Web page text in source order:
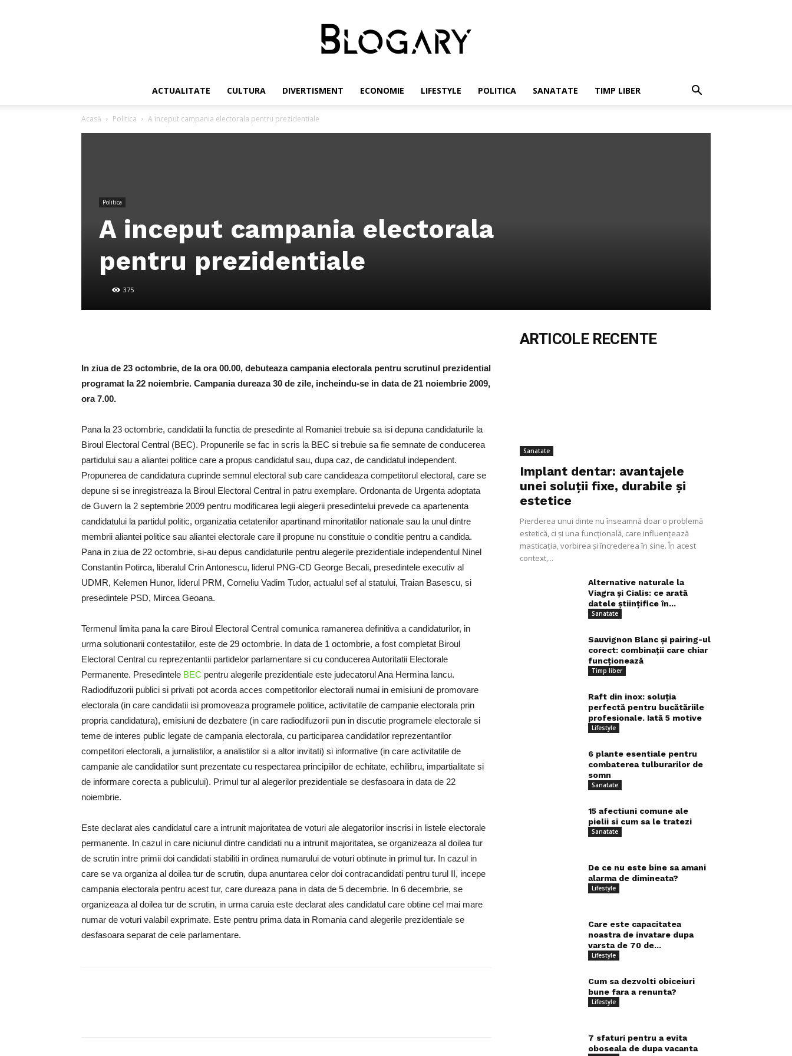
Blogary
ACTUALITATE CULTURA DIVERTISMENT ECONOMIE LIFESTYLE POLITICA SANATATE TIMP LIBER
Acasă Politica A inceput campania electorala pentru prezidentiale
Politica
A inceput campania electorala
pentru prezidentiale
375
In ziua de 23 octombrie, de la ora 00.00, debuteaza campania electorala pentru scrutinul prezidential
programat la 22 noiembrie. Campania dureaza 30 de zile, incheindu-se in data de 21 noiembrie 2009,
ora 7.00.
Pana la 23 octombrie, candidatii la functia de presedinte al Romaniei trebuie sa isi depuna candidaturile la
Biroul Electoral Central (BEC). Propunerile se fac in scris la BEC si trebuie sa fie semnate de conducerea
partidului sau a aliantei politice care a propus candidatul sau, dupa caz, de candidatul independent.
Propunerea de candidatura cuprinde semnul electoral sub care candideaza competitorul electoral, care se
depune si se inregistreaza la Biroul Electoral Central in patru exemplare. Ordonanta de Urgenta adoptata
de Guvern la 2 septembrie 2009 pentru modificarea legii alegerii presedintelui prevede ca apartenenta
candidatului la partidul politic, organizatia cetatenilor apartinand minoritatilor nationale sau la unul dintre
membrii aliantei politice sau aliantei electorale care il propune nu constituie o conditie pentru a candida.
Pana in ziua de 22 octombrie, si-au depus candidaturile pentru alegerile prezidentiale independentul Ninel
Constantin Potirca, liberalul Crin Antonescu, liderul PNG-CD George Becali, presedintele executiv al
UDMR, Kelemen Hunor, liderul PRM, Corneliu Vadim Tudor, actualul sef al statului, Traian Basescu, si
presedintele PSD, Mircea Geoana.
Termenul limita pana la care Biroul Electoral Central comunica ramanerea definitiva a candidaturilor, in
urma solutionarii contestatiilor, este de 29 octombrie. In data de 1 octombrie, a fost completat Biroul
Electoral Central cu reprezentantii partidelor parlamentare si cu conducerea Autoritatii Electorale
Permanente. Presedintele BEC pentru alegerile prezidentiale este judecatorul Ana Hermina Iancu.
Radiodifuzorii publici si privati pot acorda acces competitorilor electorali numai in emisiuni de promovare
electorala (in care candidatii isi promoveaza programele politice, activitatile de campanie electorala prin
propria candidatura), emisiuni de dezbatere (in care radiodifuzorii pun in discutie programele electorale si
teme de interes public legate de campania electorala, cu participarea candidatilor reprezentantilor
competitori electorali, a jurnalistilor, a analistilor si a altor invitati) si informative (in care activitatile de
campanie ale candidatilor sunt prezentate cu respectarea principiilor de echitate, echilibru, impartialitate si
de informare corecta a publicului). Primul tur al alegerilor prezidentiale se desfasoara in data de 22
noiembrie.
Este declarat ales candidatul care a intrunit majoritatea de voturi ale alegatorilor inscrisi in listele electorale
permanente. In cazul in care niciunul dintre candidati nu a intrunit majoritatea, se organizeaza al doilea tur
de scrutin intre primii doi candidati stabiliti in ordinea numarului de voturi obtinute in primul tur. In cazul in
care se va organiza al doilea tur de scrutin, dupa anuntarea celor doi contracandidati pentru turul II, incepe
campania electorala pentru acest tur, care dureaza pana in data de 5 decembrie. In 6 decembrie, se
organizeaza al doilea tur de scrutin, in urma caruia este declarat ales candidatul care obtine cel mai mare
numar de voturi valabil exprimate. Este pentru prima data in Romania cand alegerile prezidentiale se
desfasoara separat de cele parlamentare.
ARTICOLE RECENTE
Sanatate
Implant dentar: avantajele
unei soluții fixe, durabile și
estetice
Pierderea unui dinte nu înseamnă doar o problemă
estetică, ci și una funcțională, care influențează
masticația, vorbirea și încrederea în sine. În acest
context,...
Alternative naturale la
Viagra și Cialis: ce arată
datele științifice în...
Sanatate
Sauvignon Blanc și pairing-ul
corect: combinații care chiar
funcționează
Timp liber
Raft din inox: soluția
perfectă pentru bucătăriile
profesionale. Iată 5 motive
Lifestyle
6 plante esentiale pentru
combaterea tulburarilor de
somn
Sanatate
15 afectiuni comune ale
pielii si cum sa le tratezi
Sanatate
De ce nu este bine sa amani
alarma de dimineata?
Lifestyle
Care este capacitatea
noastra de invatare dupa
varsta de 70 de...
Lifestyle
Cum sa dezvolti obiceiuri
bune fara a renunta?
Lifestyle
7 sfaturi pentru a evita
oboseala de dupa vacanta